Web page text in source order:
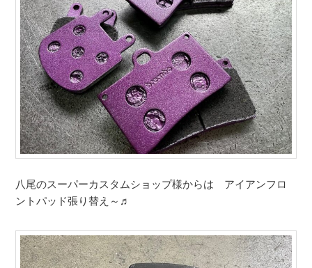
八尾のスーパーカスタムショップ様からは アイアンフロ
ントパッド張り替え～♬